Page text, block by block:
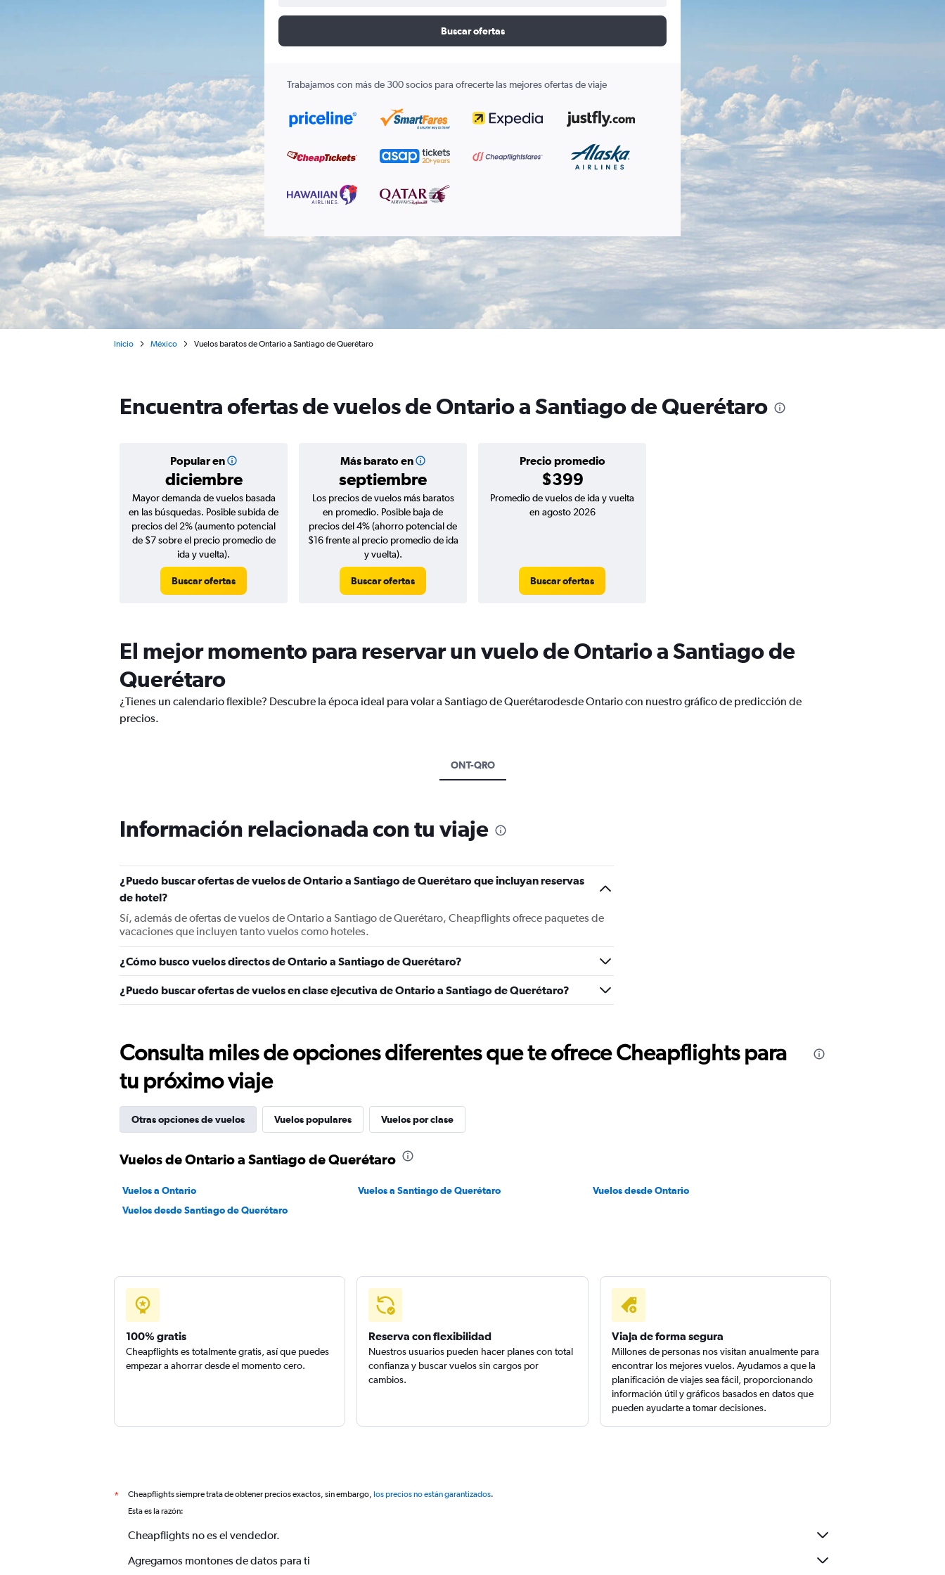
Buscar ofertas
Trabajamos con más de 300 socios para ofrecerte las mejores ofertas de viaje
Inicio México Vuelos baratos de Ontario a Santiago de Querétaro
Encuentra ofertas de vuelos de Ontario a Santiago de Querétaro
Popular en
diciembre
Más barato en
septiembre
Precio promedio
$399
Mayor demanda de vuelos basada
en las búsquedas. Posible subida de
precios del 2% (aumento potencial
de $7 sobre el precio promedio de
ida y vuelta).
Buscar ofertas
Los precios de vuelos más baratos
en promedio. Posible baja de
precios del 4% (ahorro potencial de
$16 frente al precio promedio de ida
y vuelta).
Buscar ofertas
Promedio de vuelos de ida y vuelta
en agosto 2026
Buscar ofertas
El mejor momento para reservar un vuelo de Ontario a Santiago de
Querétaro
¿Tienes un calendario flexible? Descubre la época ideal para volar a Santiago de Querétarodesde Ontario con nuestro gráfico de predicción de
precios.
ONT-QRO
Información relacionada con tu viaje
¿Puedo buscar ofertas de vuelos de Ontario a Santiago de Querétaro que incluyan reservas
de hotel?
Sí, además de ofertas de vuelos de Ontario a Santiago de Querétaro, Cheapflights ofrece paquetes de
vacaciones que incluyen tanto vuelos como hoteles.
¿Cómo busco vuelos directos de Ontario a Santiago de Querétaro?
¿Puedo buscar ofertas de vuelos en clase ejecutiva de Ontario a Santiago de Querétaro?
Consulta miles de opciones diferentes que te ofrece Cheapflights para
tu próximo viaje
Otras opciones de vuelos Vuelos populares Vuelos por clase
Vuelos de Ontario a Santiago de Querétaro
Vuelos a Ontario Vuelos a Santiago de Querétaro
Vuelos desde Ontario
Vuelos desde Santiago de Querétaro
100% gratis
Cheapflights es totalmente gratis, así que puedes
empezar a ahorrar desde el momento cero.
Reserva con flexibilidad
Nuestros usuarios pueden hacer planes con total
confianza y buscar vuelos sin cargos por
cambios.
Viaja de forma segura
Millones de personas nos visitan anualmente para
encontrar los mejores vuelos. Ayudamos a que la
planificación de viajes sea fácil, proporcionando
información útil y gráficos basados en datos que
pueden ayudarte a tomar decisiones.
* Cheapflights siempre trata de obtener precios exactos, sin embargo, los precios no están garantizados.
Esta es la razón:
Cheapflights no es el vendedor.
Agregamos montones de datos para ti